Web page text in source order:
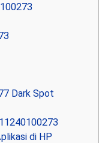
Dark Spot
di HP